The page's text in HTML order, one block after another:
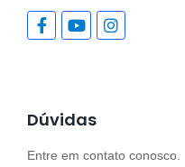
Dúvidas
Entre em contato conosco.